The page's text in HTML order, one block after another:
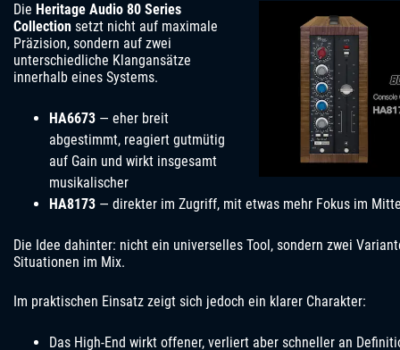
Die Heritage Audio 80 Series
Collection setzt nicht auf maximale
Präzision, sondern auf zwei
unterschiedliche Klangansätze
innerhalb eines Systems.
HA6673 — eher breit
abgestimmt, reagiert gutmütig
auf Gain und wirkt insgesamt
musikalischer
HA8173 — direkter im Zugriff, mit etwas mehr Fokus im
Die Idee dahinter: nicht ein universelles Tool, sondern zwei
Situationen im Mix.
Im praktischen Einsatz zeigt sich jedoch ein klarer Charakter:
Das High-End wirkt offener, verliert aber schneller an